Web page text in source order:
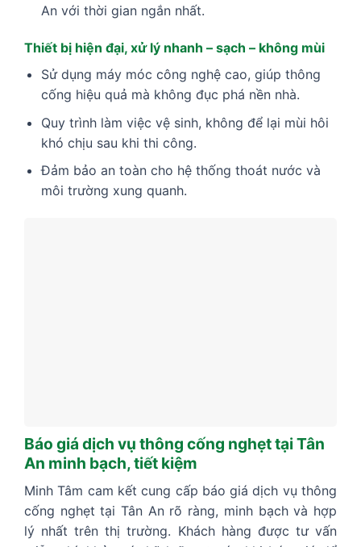
An với thời gian ngắn nhất.
Thiết bị hiện đại, xử lý nhanh – sạch – không mùi
Sử dụng máy móc công nghệ cao, giúp thông
cống hiệu quả mà không đục phá nền nhà.
Quy trình làm việc vệ sinh, không để lại mùi hôi
khó chịu sau khi thi công.
Đảm bảo an toàn cho hệ thống thoát nước và
môi trường xung quanh.
Báo giá dịch vụ thông cống nghẹt tại Tân
An minh bạch, tiết kiệm
Minh Tâm cam kết cung cấp báo giá dịch vụ thông
cống nghẹt tại Tân An rõ ràng, minh bạch và hợp
lý nhất trên thị trường. Khách hàng được tư vấn